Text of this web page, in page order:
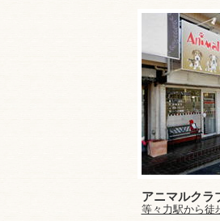
アニマルクラ
等々力駅から徒